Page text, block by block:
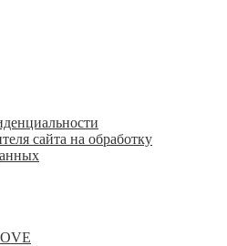
сайта на обработку